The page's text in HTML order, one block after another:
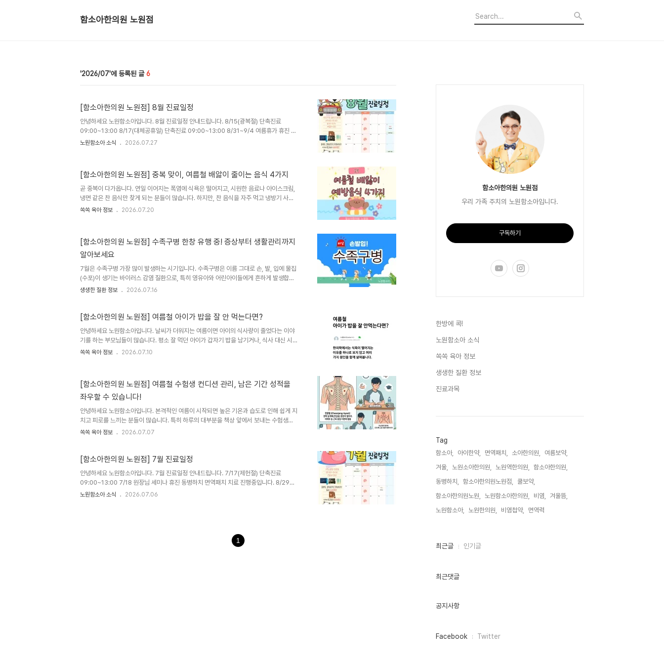
함소아한의원 노원점
2026/07 6
[함소아한의원 노원점] 8월 진료일정
안녕하세요 노원함소아입니다. 8월 진료일정 안내드립니다. 8/15(광복절) 단축진료
09:00~13:00 8/17(대체공휴일) 단축진료 09:00~13:00 8/31~9/4 여름휴가 휴진 동
병하치 면역패치 치료 진행중입니다. 8/29일까지 진행됩니다. 평일(월화목금) 10-18시
노원함소아 소식 2026.07.27
[함소아한의원 노원점] 중복 맞이, 여름철 배앓이 줄이는 음식 4가지
곧 중복이 다가옵니다. 연일 이어지는 폭염에 식욕은 떨어지고, 시원한 음료나 아이스크림,
냉면 같은 찬 음식만 찾게 되는 분들이 많습니다. 하지만, 찬 음식을 자주 먹고 냉방기 사용
시간이 길어지면 속이 불편하거나 배앓이, 설사 등 위장 컨디션이 흔들리기 쉽습니다. 특히
르는 음식이 바로 삼계탕입니다. 닭고기는 양질의 단백질이 풍부해 기력 보충에도 도움이
되는 대표적인 여름 보양식입니다. 한의학에서는 여름철에는 땀을 많이 흘리면서 몸의 기..
쏙쏙 육아 정보 2026.07.20
[함소아한의원 노원점] 수족구병 한창 유행 중! 증상부터 생활관리까지
알아보세요
7월은 수족구병 가장 많이 발생하는 시기입니다. 수족구병은 이름 그대로 손, 발, 입에 물집
(수포)이 생기는 바이러스 감염 질환으로, 특히 영유아와 어린아이들에게 흔하게 발생합니
다. 어린이집이나 유치원처럼 단체생활을 하는 아이들은 쉽게 전파될 수 있어 이맘때 부모
그리고 생활관리 방법까지 자세히 알아보겠습니다.수족구병은 장바이러스(엔테로바이러
엔테로바이러스71을 비롯해 다양한 바이러스가 원인이 될 수 있습니다. 바이러스 종류가
여러 가지이기 때문에 ..
생생한 질환 정보 2026.07.16
[함소아한의원 노원점] 여름철 아이가 밥을 잘 안 먹는다면?
안녕하세요 노원함소아입니다. 날씨가 더워지는 여름이면 아이의 식사량이 줄었다는 이야
기를 하는 부모님들이 많습니다. 평소 잘 먹던 아이가 갑자기 밥을 남기거나, 식사 대신 시
원한 음료나 간식만 찾는 모습을 보면 걱정이 될 수밖에 없습니다. 물론 무더운 날씨에는 누
먼저 실제로 먹고 싶은 마음 자체가 줄어든 경우입니다. 한의학에서는 이러한 상태를 비위
기능이 저하된 것으로 설명하기도 합니다. 음식이 잘 소화되지 않고 쉽게 더부룩하거나 피
로감을 함께 호소하..
쏙쏙 육아 정보 2026.07.10
[함소아한의원 노원점] 여름철 수험생 컨디션 관리, 남은 기간 성적을
좌우할 수 있습니다!
안녕하세요 노원함소아입니다. 본격적인 여름이 시작되면 높은 기온과 습도로 인해 쉽게 지
치고 피로를 느끼는 분들이 많습니다. 특히 하루의 대부분을 책상 앞에서 보내는 수험생들
은 체력 소모가 극심해지고 집중력이 뚝 떨어지기 쉬운 시기인데요. 여기에 수능이 점점 가
이는 데 긍정적인 자극이 되기도 하지만, 과도한 긴장은 숙면을 방해하고, 식욕 저하, 목과
학습량을 늘리기보다는, 규칙적인 생활과 충분한 휴식을 통해 몸의 균형(밸런스)을 유지하
는 것이 무엇보다..
쏙쏙 육아 정보 2026.07.07
[함소아한의원 노원점] 7월 진료일정
안녕하세요 노원함소아입니다. 7월 진료일정 안내드립니다. 7/17(제헌절) 단축진료
09:00~13:00 7/18 원장님 세미나 휴진 동병하치 면역패치 치료 진행중입니다. 8/29일
까지 진행됩니다. 평일(월화목금) 10-18시(점심시간 12:30~14:00) 토 9시-15시 (점심
노원함소아 소식 2026.07.06
1
함소아한의원 노원점
우리 가족 주치의 노원함소아입니다.
구독하기
한방에 콕!
노원함소아 소식
쏙쏙 육아 정보
생생한 질환 정보
진료과목
Tag
함소아, 아이한약, 면역패치, 소아한의원,
여름보약,
겨울,
노원소아한의원, 노원역한의원,
함소아한의원,
동병하치,
함소아한의원노원점,
쿨보약,
함소아한의원노원,
노원함소아한의원, 비염,
겨울뜸,
노원함소아,
노원한의원, 비염첩약, 면역력,
최
인
최근글 인기글
최근댓글
공지사항
페
Facebook Twitter